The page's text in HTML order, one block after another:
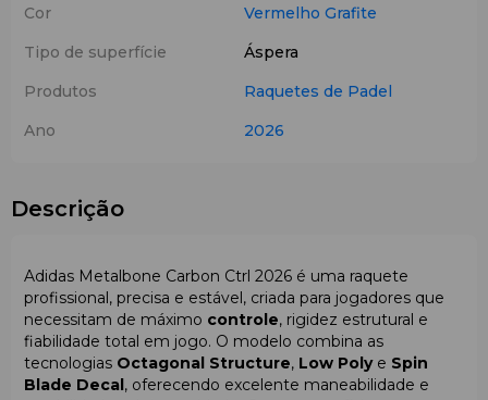
Cor
Vermelho Grafite
Tipo de superfície
Áspera
Produtos
Raquetes de Padel
Ano
2026
Descrição
Adidas Metalbone Carbon Ctrl 2026 é uma raquete
profissional, precisa e estável, criada para jogadores que
necessitam de máximo controle, rigidez estrutural e
fiabilidade total em jogo. O modelo combina as
tecnologias Octagonal Structure, Low Polye Spin
Blade Decal, oferecendo excelente maneabilidade e